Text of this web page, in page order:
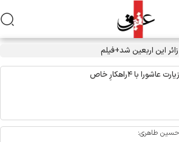
با ۴راهکارِ خاص
طاهری: